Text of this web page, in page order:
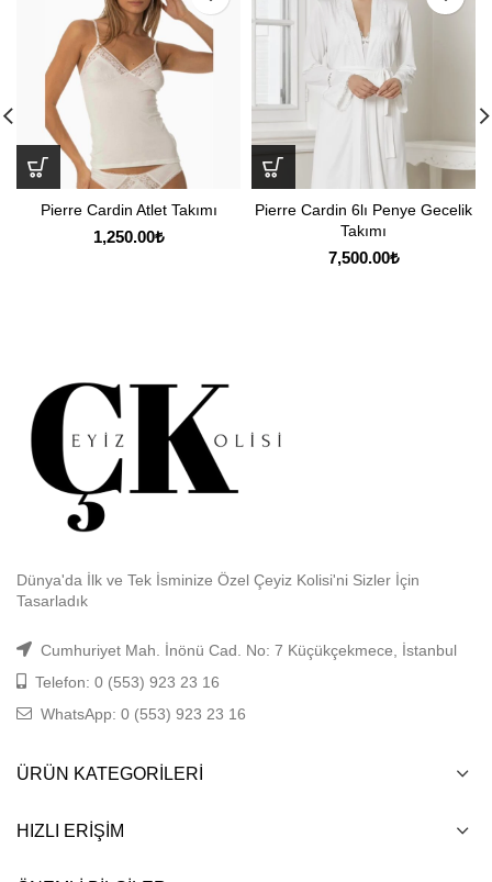
Pierre Cardin Atlet Takımı
1,250.00₺
Pierre Cardin 6lı Penye Gecelik
Takımı
7,500.00₺
Dünya'da İlk ve Tek İsminize Özel Çeyiz Kolisi'ni Sizler İçin
Tasarladık
Cumhuriyet Mah. İnönü Cad. No: 7 Küçükçekmece, İstanbul
Telefon: 0 (553) 923 23 16
WhatsApp: 0 (553) 923 23 16
ÜRÜN KATEGORILERI
HIZLI ERIŞIM